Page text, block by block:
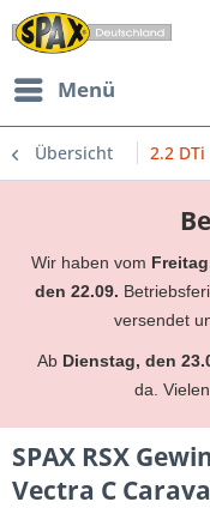
Menü
Übersicht 2.2 DTi
Wir haben vom
den 22.09.
versendet
Ab Dienstag, den
da.
SPAX RSX
Vectra C